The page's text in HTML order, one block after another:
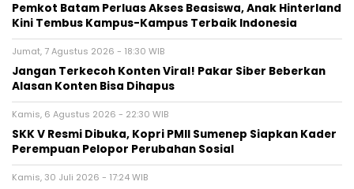
Pemkot Batam Perluas Akses Beasiswa, Anak Hinterland
Kini Tembus Kampus-Kampus Terbaik Indonesia
Jumat, 7 Agustus 2026 - 18:30 WIB
Jangan Terkecoh Konten Viral! Pakar Siber Beberkan
Alasan Konten Bisa Dihapus
Kamis, 6 Agustus 2026 - 22:30 WIB
SKK V Resmi Dibuka, Kopri PMII Sumenep Siapkan Kader
Perempuan Pelopor Perubahan Sosial
Kamis, 30 Juli 2026 - 17:24 WIB